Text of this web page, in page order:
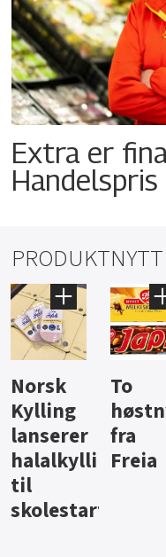
Extra er
PRODUKTNYTT
Knalltall
for Açai
Bowl
Aass vil
bli
i lite-